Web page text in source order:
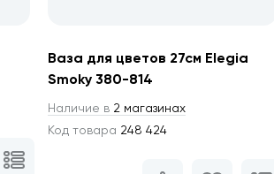
Ваза для цветов 27см Elegia
Smoky 380-814
Наличие в 2 магазинах
Код товара 248 424